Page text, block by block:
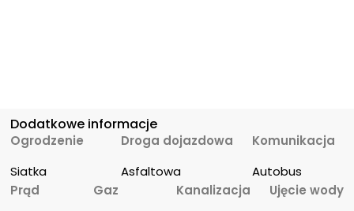
Dodatkowe informacje
Ogrodzenie
Siatka
Droga dojazdowa
Asfaltowa
Komunikacja
Autobus
Prąd
Gaz
Kanalizacja
Ujęcie wody